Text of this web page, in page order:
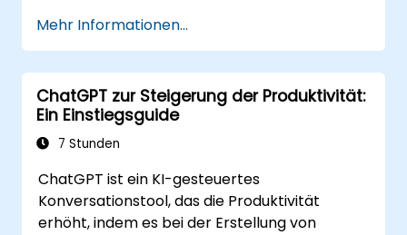
entwickeln.
E-Mails, Berichte sowie
Kundenkommunikation effizient zu
verfassen und zu übersetzen.
Finanzdaten zusammenzufassen sowie
automatisch Berichte und Präsentationen
Mehr Informationen...
ChatGPT zur Steigerung der Produktivität:
Ein Einstiegsguide
7 Stunden
ChatGPT ist ein KI-gesteuertes
Konversationstool, das die Produktivität
erhöht, indem es bei der Erstellung von